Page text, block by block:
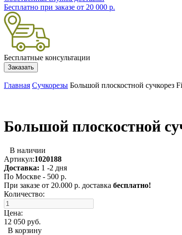
Бесплатно при заказе от 20 000 р.
Бесплатные консультации
Заказать
Главная Сучкорезы Большой плоскостной сучкорез
Большой плоскостной
В наличии
Артикул:1020188
Доставка: 1 -2 дня
По Москве - 500 р.
При заказе от 20.000 р. доставка бесплатно!
Количество:
Цена:
12 050 руб.
В корзину